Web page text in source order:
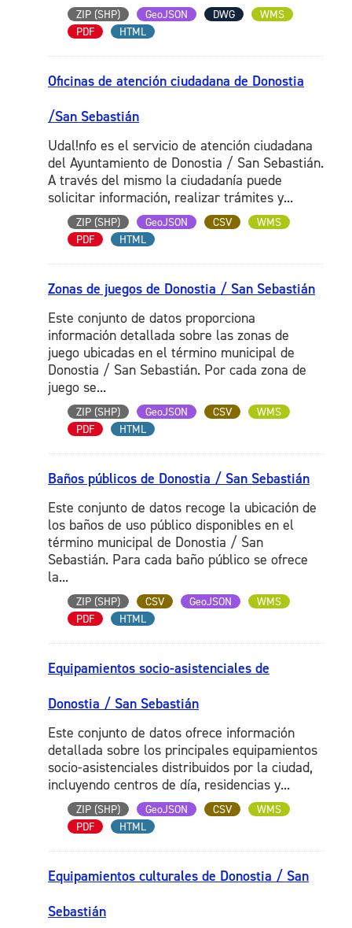
ZIP (SHP) GeoJSON DWG
WMS
PDF
HTML
Oficinas de atención ciudadana de Donostia
/San Sebastián
Udal!nfo es el servicio de atención ciudadana
del Ayuntamiento de Donostia / San Sebastián.
A través del mismo la ciudadanía puede
solicitar información, realizar trámites y...
ZIP (SHP) GeoJSON CSV
WMS
PDF
HTML
Zonas de juegos de Donostia / San Sebastián
Este conjunto de datos proporciona
información detallada sobre las zonas de
juego ubicadas en el término municipal de
Donostia / San Sebastián. Por cada zona de
juego se...
ZIP (SHP) GeoJSON CSV
WMS
PDF
HTML
Baños públicos de Donostia / San Sebastián
Este conjunto de datos recoge la ubicación de
los baños de uso público disponibles en el
término municipal de Donostia / San
Sebastián. Para cada baño público se ofrece
la...
ZIP (SHP) CSV GeoJSON
WMS
PDF
HTML
Equipamientos socio-asistenciales de
Donostia / San Sebastián
Este conjunto de datos ofrece información
detallada sobre los principales equipamientos
socio-asistenciales distribuidos por la ciudad,
incluyendo centros de día, residencias y...
ZIP (SHP) GeoJSON CSV
WMS
PDF
HTML
Equipamientos culturales de Donostia / San
Sebastián